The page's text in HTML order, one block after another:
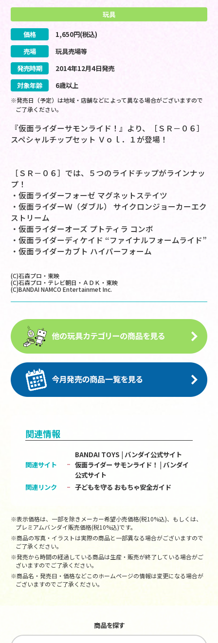
玩具
価格 1,650円(税込)
売場
玩具売場等
発売時期
2014年12月4日発売
対象年齢
6歳以上
※発売日（予定）は地域・店舗などによって異なる場合がございますので
ご了承ください。
『仮面ライダーサモンライド！』より、［ＳＲ－０６］
スペシャルチップセット Ｖｏｌ．１が登場！
［ＳＲ－０６］では、５つのライドチップがラインナッ
プ！
・仮面ライダーフォーゼ マグネットステイツ
・仮面ライダーＷ（ダブル） サイクロンジョーカーエク
ストリーム
・仮面ライダーオーズ プトティラ コンボ
・仮面ライダーディケイド “ファイナルフォームライド”
・仮面ライダーカブト ハイパーフォーム
(C)石森プロ・東映
(C)石森プロ・テレビ朝日・ＡＤＫ・東映
(C)BANDAI NAMCO Entertainmet Inc.
関連情報
関連サイト
BANDAI TOYS | バンダイ公式サイト
仮面ライダー サモンライド！ | バンダイ
公式サイト
関連リンク
子どもを守る おもちゃ安全ガイド
※表示価格は、一部を除きメーカー希望小売価格(税10%込)、もしくは、
プレミアムバンダイ販売価格(税10%込)です。
※商品の写真・イラストは実際の商品と一部異なる場合がございますので
ご了承ください。
※発売から時間の経過している商品は生産・販売が終了している場合がご
ざいますのでご了承ください。
※商品名・発売日・価格などこのホームページの情報は変更になる場合が
ございますのでご了承ください。
商品を探す